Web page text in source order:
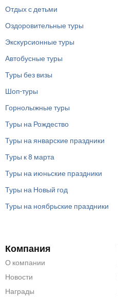
Отдых с детьми
Оздоровительные туры
Экскурсионные туры
Автобусные туры
Туры без визы
Шоп-туры
Горнолыжные туры
Туры на Рождество
Туры на январские праздники
Туры к 8 марта
Туры на июньские праздники
Туры на Новый год
Туры на ноябрьские праздники
Компания
О компании
Новости
Награды